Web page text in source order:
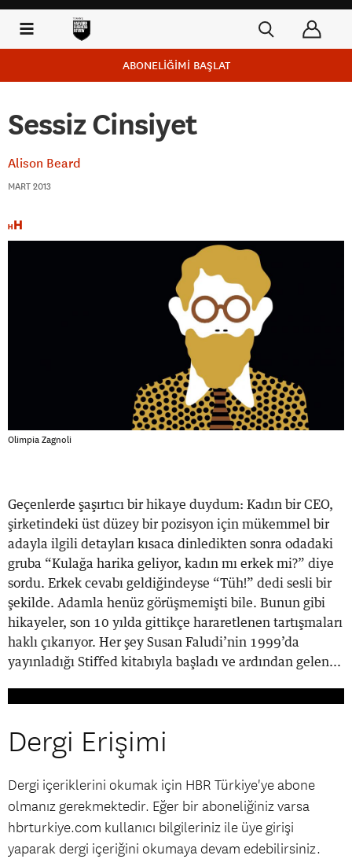
ABONELİĞİMİ BAŞLAT
Sessiz Cinsiyet
Alison Beard
MART 2013
Olimpia Zagnoli
Geçenlerde şaşırtıcı bir hikaye duydum: Kadın bir CEO,
şirketindeki üst düzey bir pozisyon için mükemmel bir
adayla ilgili detayları kısaca dinledikten sonra odadaki
gruba “Kulağa harika geliyor, kadın mı erkek mi?” diye
sordu. Erkek cevabı geldiğindeyse “Tüh!” dedi sesli bir
şekilde. Adamla henüz görüşmemişti bile. Bunun gibi
hikayeler, son 10 yılda gittikçe hararetlenen tartışmaları
haklı çıkarıyor. Her şey Susan Faludi’nin 1999’da
yayınladığı Stiffed kitabıyla başladı ve ardından gelen...
Dergi Erişimi
Dergi içeriklerini okumak için HBR Türkiye'ye abone
olmanız gerekmektedir. Eğer bir aboneliğiniz varsa
hbrturkiye.com kullanıcı bilgileriniz ile üye girişi
yaparak dergi içeriğini okumaya devam edebilirsiniz.